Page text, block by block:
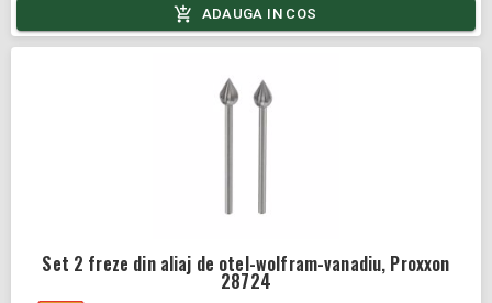
ADAUGA IN COS
Set 2 freze din aliaj de otel-wolfram-vanadiu, Proxxon
28724